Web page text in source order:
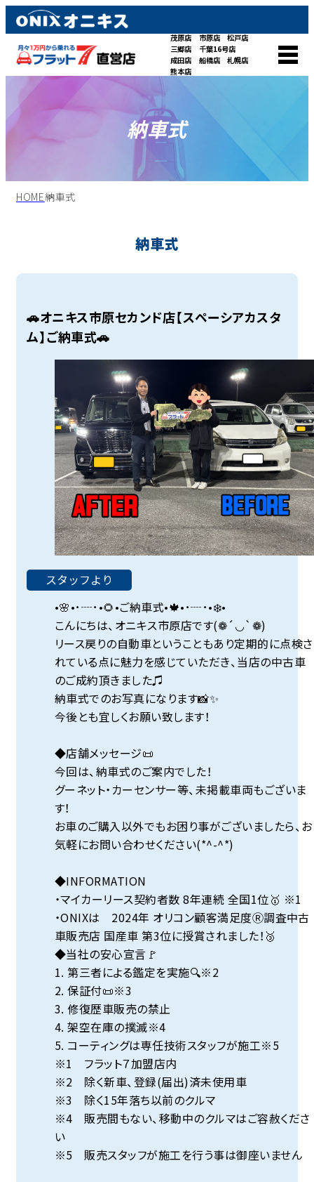
茂原店 市原店
松戸店
三郷店
千葉16号店
成田店
船橋店
札幌店
熊本店
納車式
HOME納車式
納車式
🚗オニキス市原セカンド店【スペーシアカスタ
ム】ご納車式🚗
スタッフより
•🌸•･┈･•🌻•ご納車式•🍁•･┈･•❄️•
こんにちは、オニキス市原店です(❁´◡`❁)
リース戻りの自動車ということもあり定期的に点検さ
れている点に魅力を感じていただき、当店の中古車
のご成約頂きました♫
納車式でのお写真になります📸✨
今後とも宜しくお願い致します！
◆店舗メッセージ📜
今回は、納車式のご案内でした！
グーネット・カーセンサー等、未掲載車両もございま
す！
お車のご購入以外でもお困り事がございましたら、お
気軽にお問い合わせください(*^-^*)
◆INFORMATION
・マイカーリース契約者数 8年連続 全国1位🥇 ※1
・ONIXは 2024年 オリコン顧客満足度Ⓡ調査中古
車販売店 国産車 第3位に授賞されました！🥉
◆当社の安心宣言🚩
1. 第三者による鑑定を実施🔍※2
2. 保証付📜※3
3. 修復歴車販売の禁止
4. 架空在庫の撲滅※4
5. コーティングは専任技術スタッフが施工※5
※1 フラット７加盟店内
※2 除く新車、登録(届出)済未使用車
※3 除く15年落ち以前のクルマ
※4 販売間もない、移動中のクルマはご容赦くださ
い
※5 販売スタッフが施工を行う事は御座いません